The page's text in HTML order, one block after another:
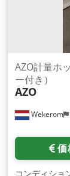
Wekerom
AZO計量ホ
ー付き）
AZO
価
コンディショ